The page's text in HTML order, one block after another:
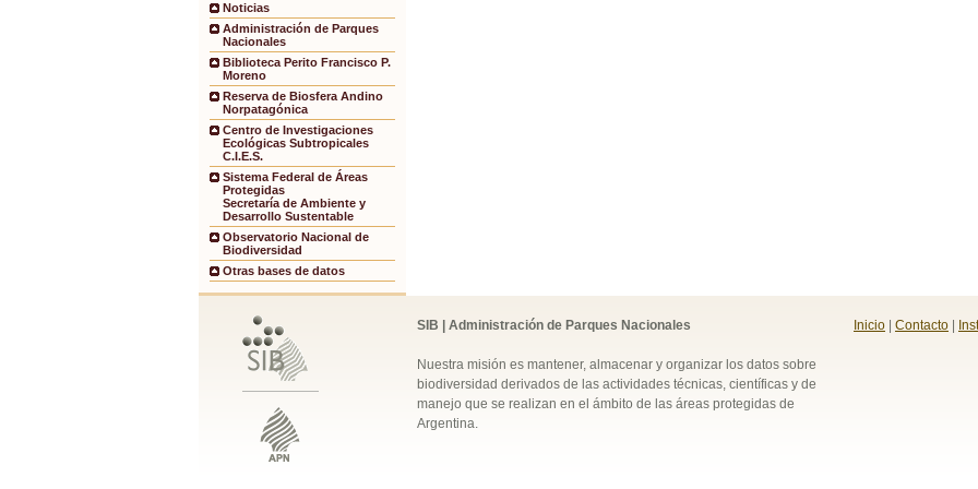
Noticias
Administración de Parques
Nacionales
Biblioteca Perito Francisco P.
Moreno
Reserva de Biosfera Andino
Norpatagónica
Centro de Investigaciones
Ecológicas Subtropicales
C.I.E.S.
Sistema Federal de Áreas
Protegidas
Secretaría de Ambiente y
Desarrollo Sustentable
Observatorio Nacional de
Biodiversidad
Otras bases de datos
SIB | Administración de Parques Nacionales
Nuestra misión es mantener, almacenar y organizar los datos sobre
biodiversidad derivados de las actividades técnicas, científicas y de
manejo que se realizan en el ámbito de las áreas protegidas de
Argentina.
Inicio Contacto